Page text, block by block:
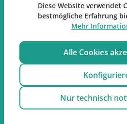
RP Raucherpause GmbH
Kontakt & Beratung:
E-Mail: info@raucherpause.de
Tel: 02161-683479-0
Mo-Fr: 09:00 - 17:00 Uhr
Diese Website verwendet
bestmögliche Erfahrung
Mehr
Alle Cookies
Nur technisch